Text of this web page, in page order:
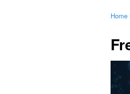
Home